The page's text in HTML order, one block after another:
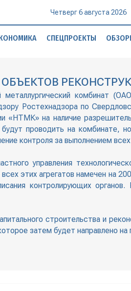
Четверг 6 августа 2026
СПЕЦПРОЕКТЫ
металлургический комбинат
Ростехнадзора по
«НТМК» на наличие
проводить на комбинате,
контроля за выполнением
управления
этих агрегатов намечен на
контролирующих
строительства и
затем будет направлено